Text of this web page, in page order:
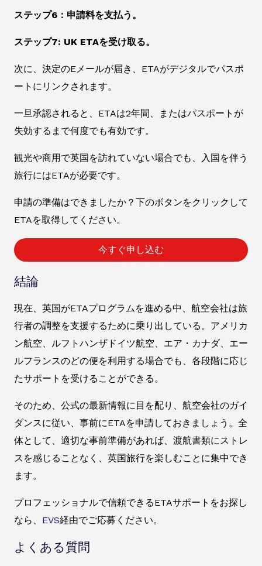
ステップ6：申請料を支払う。
ステップ7: UK ETAを受け取る。
次に、決定のEメールが届き、ETAがデジタルでパスポ
ートにリンクされます。
一旦承認されると、ETAは2年間、またはパスポートが
失効するまで何度でも有効です。
観光や商用で英国を訪れていない場合でも、入国を伴う
旅行にはETAが必要です。
申請の準備はできましたか？下のボタンをクリックして
ETAを取得してください。
今すぐ申し込む
結論
現在、英国がETAプログラムを進める中、航空会社は旅
行者の調整を支援するために乗り出している。アメリカ
ン航空、ルフトハンザドイツ航空、エア・カナダ、エー
ルフランスのどの便を利用する場合でも、各段階に応じ
たサポートを受けることができる。
そのため、公式の最新情報に目を配り、航空会社のガイ
ダンスに従い、事前にETAを申請しておきましょう。全
体として、適切な事前準備があれば、渡航書類にストレ
スを感じることなく、英国旅行を楽しむことに集中でき
ます。
プロフェッショナルで信頼できるETAサポートをお探し
なら、 EVS経由でご応募ください。
よくある質問